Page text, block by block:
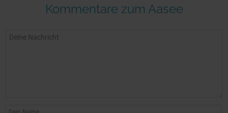
Kommentare zum Aasee